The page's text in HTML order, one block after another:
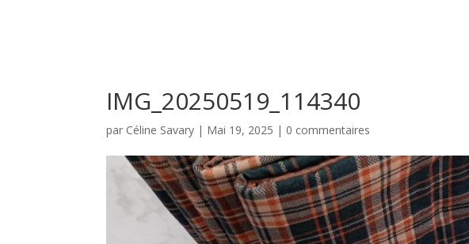
IMG_20250519_114340
par Céline Savary | Mai 19, 2025 | 0 commentaires